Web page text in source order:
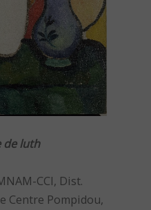
de luth
CCI, Dist.
Centre Pompidou,